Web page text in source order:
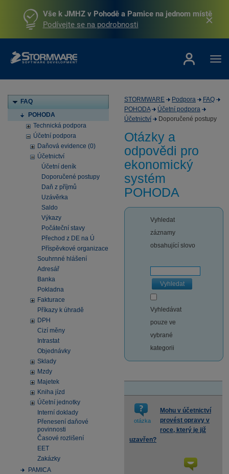
Vše k JMHZ v Pohodě a Pamice na jednom místě
Podívejte se na podrobnosti
FAQ
POHODA
Technická podpora
Účetní podpora
Daňová evidence (0)
Účetnictví
Účetní deník
Doporučené postupy
Daň z příjmů
Uzávěrka
Saldo
Výkazy
Počáteční stavy
Přechod z DE na Ú
Příspěvkové organizace
Souhrnné hlášení
Adresář
Banka
Pokladna
Fakturace
Příkazy k úhradě
DPH
Cizí měny
Intrastat
Objednávky
Sklady
Mzdy
Majetek
Kniha jízd
Účetní jednotky
Interní doklady
Přenesení daňové
povinnosti
Časové rozlišení
EET
Zakázky
PAMICA
STORMWARE Podpora
FAQ
POHODA
Účetní podpora
Účetnictví
Doporučené postupy
Otázky a
odpovědi pro
ekonomický
systém
POHODA
Vyhledat
záznamy
obsahující slovo
Vyhledat
Vyhledávat
pouze ve
vybrané
kategorii
otázka
Mohu v účetnictví
provést opravy v
roce, který je již
uzavřen?